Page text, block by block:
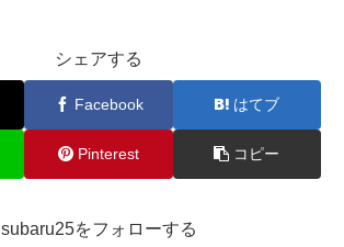
シェアする
Facebook はてブ
Pinterest コピー
subaru25をフォローする